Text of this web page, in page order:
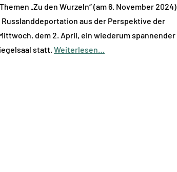
„Zu den Wurzeln“ (am 6. November 2024)
Russlanddeportation aus der Perspektive der
dem 2. April, ein wiederum spannender
statt. Weiterlesen…